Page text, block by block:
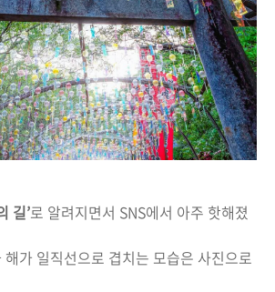
길’로 알려지면서 SNS에서 아주 핫해졌
가 일직선으로 겹치는 모습은 사진으로